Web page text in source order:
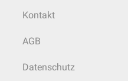
Kontakt
AGB
Datenschutz